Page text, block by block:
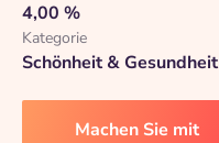
4,00 %
Kategorie
Schönheit & Gesundheit
Machen Sie mit